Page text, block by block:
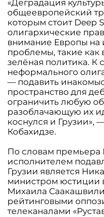
«Деградация
общеевропейский
которым стоит Deep
олигархические
внимание Европы на
проблемы, такие как
зелёная политика. К
неформального
— подавить
пространство для
ограничить любую
разоблачающую их
коснулся и Грузии»,
Кобахидзе.
По словам премьера
исполнителем
Грузии является
министром юстиции
Михаила
рейтинговыми
телеканалами